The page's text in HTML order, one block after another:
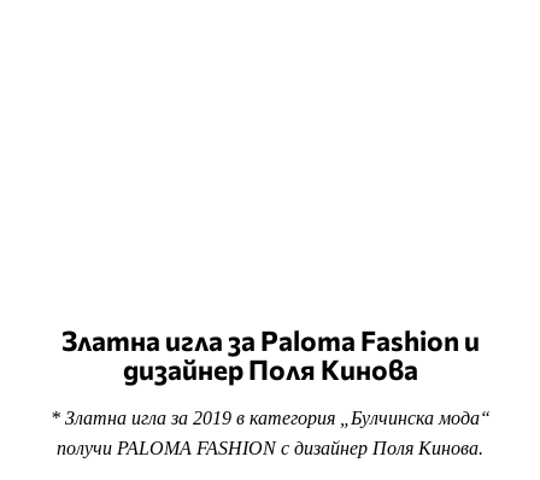
Златна игла за Paloma Fashion и
дизайнер Поля Кинова
* Златна игла за 2019 в категория „Булчинска мода“
получи PALOMA FASHION с дизайнер Поля Кинова.